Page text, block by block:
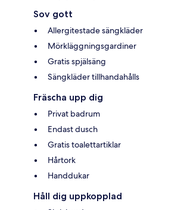
Sov gott
Allergitestade sängkläder
Mörkläggningsgardiner
Gratis spjälsäng
Sängkläder tillhandahålls
Fräscha upp dig
Privat badrum
Endast dusch
Gratis toalettartiklar
Hårtork
Handdukar
Håll dig uppkopplad